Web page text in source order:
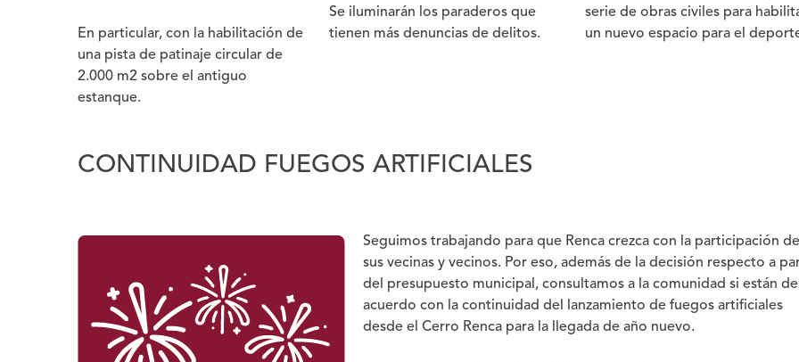
En particular, con la habilitación de
una pista de patinaje circular de
2.000 m2 sobre el antiguo
estanque.
Se iluminarán los paraderos que
tienen más denuncias de delitos.
serie de obras civiles para
un nuevo espacio para el
CONTINUIDAD FUEGOS ARTIFICIALES
Seguimos trabajando para que Renca crezca con la participación de
sus vecinas y vecinos. Por eso, además de la decisión respecto a
del presupuesto municipal, consultamos a la comunidad si están de
acuerdo con la continuidad del lanzamiento de fuegos artificiales
desde el Cerro Renca para la llegada de año nuevo.